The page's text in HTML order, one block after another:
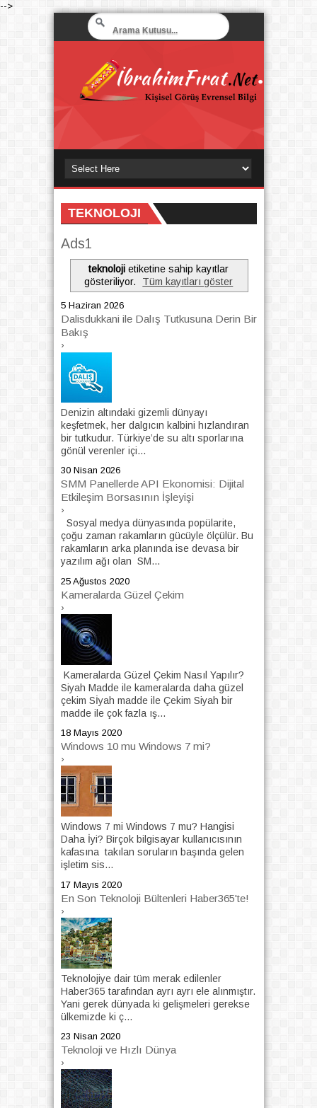
-->
TEKNOLOJI
Ads1
teknolojietiketine sahip kayıtlar
gösteriliyor.
Tüm kayıtları göster
5 Haziran 2026
Dalisdukkani ile Dalış Tutkusuna Derin Bir
Bakış
›
Denizin altındaki gizemli dünyayı
keşfetmek, her dalgıcın kalbini hızlandıran
bir tutkudur. Türkiye’de su altı sporlarına
gönül verenler içi...
30 Nisan 2026
SMM Panellerde API Ekonomisi: Dijital
Etkileşim Borsasının İşleyişi
›
Sosyal medya dünyasında popülarite,
çoğu zaman rakamların gücüyle ölçülür. Bu
rakamların arka planında ise devasa bir
yazılım ağı olan SM...
25 Ağustos 2020
Kameralarda Güzel Çekim
›
Kameralarda Güzel Çekim Nasıl Yapılır?
Siyah Madde ile kameralarda daha güzel
çekim Sİyah madde ile Çekim Siyah bir
madde ile çok fazla ış...
18 Mayıs 2020
Windows 10 mu Windows 7 mi?
›
Windows 7 mi Windows 7 mu? Hangisi
Daha İyi? Birçok bilgisayar kullanıcısının
kafasına takılan soruların başında gelen
işletim sis...
17 Mayıs 2020
En Son Teknoloji Bültenleri Haber365'te!
›
Teknolojiye dair tüm merak edilenler
Haber365 tarafından ayrı ayrı ele alınmıştır.
Yani gerek dünyada ki gelişmeleri gerekse
ülkemizde ki ç...
23 Nisan 2020
Teknoloji ve Hızlı Dünya
›